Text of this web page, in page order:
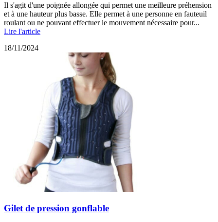
Il s'agit d'une poignée allongée qui permet une meilleure préhension
et à une hauteur plus basse. Elle permet à une personne en fauteuil
roulant ou ne pouvant effectuer le mouvement nécessaire pour...
Lire l'article
18/11/2024
Gilet de pression gonflable